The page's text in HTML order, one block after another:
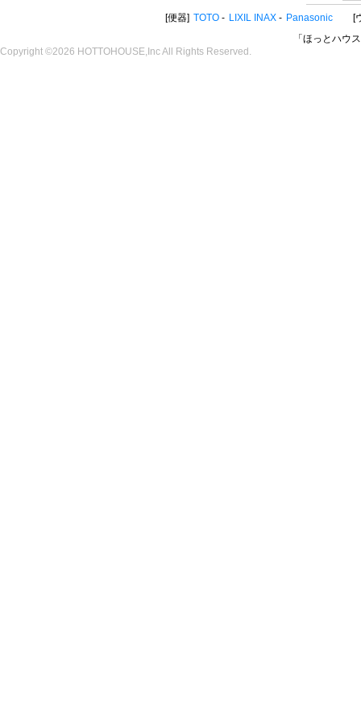
便器 TOTO LIXIL INAX Panasonic
「ほっとハウ
Copyright ©2026 HOTTOHOUSE,Inc All Rights Reserved.